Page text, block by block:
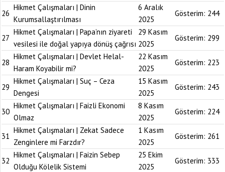
26
Hikmet Çalışmaları | Dinin
Kurumsallaştırılması
6 Aralık
2025
Gösterim: 244
27
Hikmet Çalışmaları | Papa’nın ziyareti
vesilesi ile doğal yapıya dönüş çağrısı
29 Kasım
2025
Gösterim: 299
28
Hikmet Çalışmaları | Devlet Helal-
Haram Koyabilir mi?
22 Kasım
2025
Gösterim: 223
29
Hikmet Çalışmaları | Suç – Ceza
Dengesi
15 Kasım
2025
Gösterim: 243
30
Hikmet Çalışmaları | Faizli Ekonomi
Olmaz
8 Kasım
2025
Gösterim: 224
31
Hikmet Çalışmaları | Zekat Sadece
Zenginlere mi Farzdır?
1 Kasım
2025
Gösterim: 261
32
Hikmet Çalışmaları | Faizin Sebep
Olduğu Kölelik Sistemi
25 Ekim
2025
Gösterim: 333